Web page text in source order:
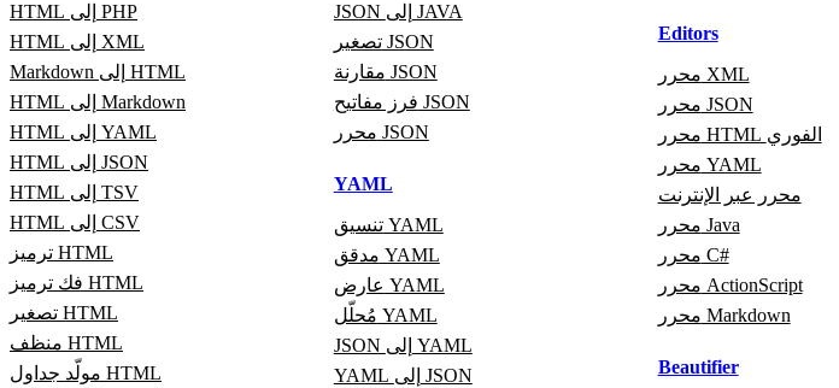
HTML إلى PHP
HTML إلى XML
Markdown إلى HTML
HTML إلى Markdown
HTML إلى YAML
HTML إلى JSON
HTML إلى TSV
HTML إلى CSV
ترميز HTML
فك ترميز HTML
تصغير HTML
منظف HTML
مولّد جداول HTML
JSON إلى JAVA
تصغير JSON
مقارنة JSON
فرز مفاتيح JSON
محرر JSON
YAML
تنسيق YAML
مدقق YAML
عارض YAML
مُحلّل YAML
JSON إلى YAML
YAML إلى JSON
Editors
محرر XML
محرر JSON
محرر HTML الفوري
محرر YAML
محرر عبر الإنترنت
محرر Java
محرر C#
محرر ActionScript
محرر Markdown
Beautifier